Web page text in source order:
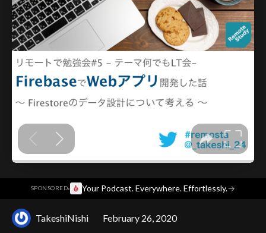
SPONSORED· Your Podcast. Everywhere. Effortlessly.→
TakeshiNishi February 26, 2020